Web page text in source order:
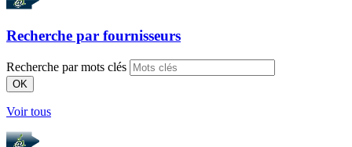
Recherche par fournisseurs
Recherche par mots clés
OK
Voir tous